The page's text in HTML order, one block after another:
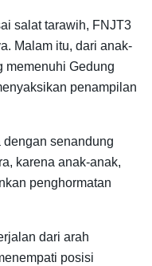
salat tarawih, FNJT3
Malam itu, dari anak-
memenuhi Gedung
penampilan
senandung
karena anak-anak,
penghormatan
dari arah
posisi